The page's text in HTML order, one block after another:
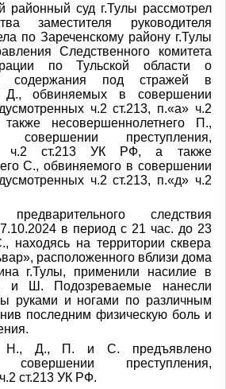
районный суд г.Тулы рассмотрел
заместителя руководителя
по Зареченскому району г.Тулы
Следственного комитета
по Тульской области о
содержания под стражей в
обвиняемых в совершении
ч.2 ст.213, п.«а» ч.2
несовершеннолетнего П.,
преступления,
ч.2 ст.213
УК РФ, а также
С., обвиняемого в совершении
ч.2 ст.213, п.«д» ч.2
следствия
в период с 21 час. до 23
на территории сквера
расположенного вблизи дома
г.Тулы, применили насилие в
и Ш. Подозреваемые нанесли
руками и ногами по различным
последним физическую боль и
Н., Д., П. и С. предъявлено
преступления,
ст.213 УК РФ.